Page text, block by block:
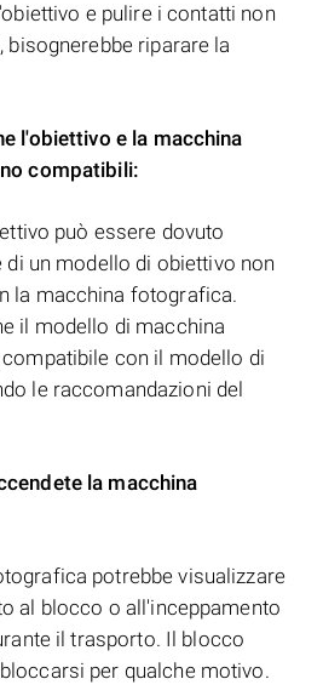
e pulire i contatti non
bisognerebbe riparare la
l'obiettivo e la macchina
compatibili:
può essere dovuto
un modello di obiettivo non
la macchina fotografica.
il modello di macchina
con il modello di
le raccomandazioni del
la macchina
potrebbe visualizzare
al blocco o all'inceppamento
il trasporto. Il blocco
per qualche motivo.